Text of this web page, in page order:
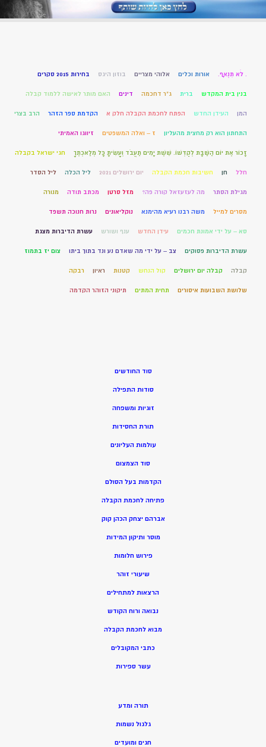
. לֹא תִנְאָף. אורות וכלים אלוהי מצריים בוזון היגס בחירות 2015 סקרים
בנין בית המקדש ברית ג"ר דחכמה דינים האם מותר לאישה ללמוד קבלה
המן העידן החדש הפתח לחכמת הקבלה חלק א הקדמת ספר הזהר הרב בצרי
התחתון הוא רק מחצית מהעליון ז – ואלה המשפטים זיווגו האמיתי
זָכוֹר אֶת יוֹם הַשַּׁבָּת לְקַדְּשׁוֹ. שֵׁשֶׁת יָמִים תַּעֲבֹד וְעָשִׂיתָ כָּל מְלַאכְתֶּךָ חגי ישראל בקבלה
חלל חן חשיבות חכמת הקבלה יום ירושלים 2021 ליל הכלה ליל הסדר
מגילת הסתר מה לעזעזאל קורה פה? מזל סרטן מכתב תודה מנורה
מסרים למייל משה רבנו רעיא מהימנא נוקליאונים נרות חנוכה תשפד
סא – על ידי אמונת חכמים עידן החדש ענף ושורש עשרת הדיברות מצגת
עשרת הדיברות פסוקים צב – על ידי מה שאדם נע ונד בתוך ביתו צום יז בתמוז
קבלה קבלה יום ירושלים קול הנחש קטנות ראיון רבקה
שלושת השבועות איסורים תחית המתים תיקוני הזוהר הקדמה
סוד החודשים
סודות התפילה
זוגיות ומשפחה
תורת החסידות
עולמות העליונים
סוד הצמצום
הקדמות בעל הסולם
פתיחה לחכמת הקבלה
אברהם יצחק הכהן קוק
מוסר ותיקון המידות
פירוש חלומות
שיעורי זוהר
הרצאות למתחילים
נבואה ורוח הקודש
מבוא לחכמת הקבלה
כתבי המקובלים
עשר ספירות
תורה ומדע
גלגול נשמות
חגים ומועדים